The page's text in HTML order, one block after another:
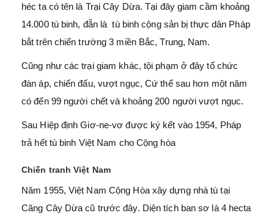
héc ta có tên là Trại Cây Dừa. Tại đây giam cầm khoảng
14.000 tù binh, đẵn là tù binh cộng sản bị thực dân Pháp
bắt trên chiến trường 3 miền Bắc, Trung, Nam.
Cũng như các trại giam khác, tội phạm ở đây tổ chức
đàn áp, chiến đấu, vượt ngục, Cứ thế sau hơn một năm
có đến 99 người chết và khoảng 200 người vượt ngục.
Sau Hiệp định Giơ-ne-vơ được ký kết vào 1954, Pháp
trả hết tù binh Việt Nam cho Cộng hòa
Chiến tranh Việt Nam
Năm 1955, Việt Nam Cộng Hòa xây dựng nhà tù tại
Căng Cây Dừa cũ trước đây. Diện tích ban sơ là 4 hecta